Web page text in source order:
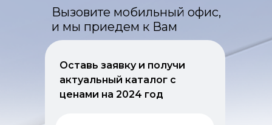
Вызовите мобильный офис,
и мы приедем к Вам
Оставь заявку и получи
актуальный каталог с
ценами на 2024 год